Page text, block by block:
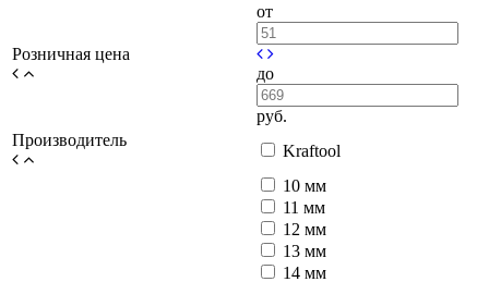
Розничная цена
от
до
руб.
Производитель
Kraftool
10 мм
11 мм
12 мм
13 мм
14 мм